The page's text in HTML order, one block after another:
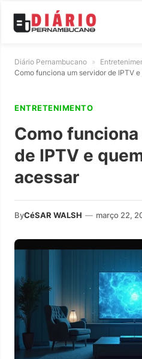
Diário Pernambucano »
Como funciona um servidor de IPTV
ENTRETENIMENTO
Como
de IPTV e
acessar
ByCéSAR WALSH — março 22,